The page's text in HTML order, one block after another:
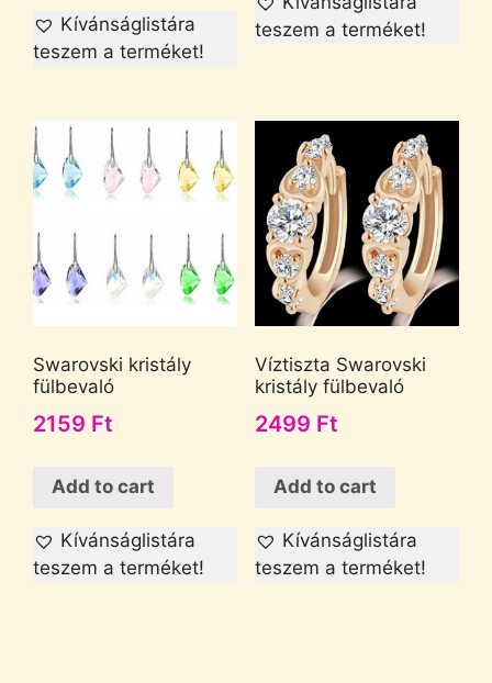
Kívánságlistára
teszem a terméket!
teszem a terméket!
Swarovski kristály
fülbevaló
2159 Ft
Add to cart
Kívánságlistára
teszem a terméket!
Víztiszta Swarovski
kristály fülbevaló
2499 Ft
Add to cart
Kívánságlistára
teszem a terméket!